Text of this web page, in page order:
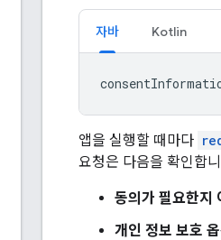
자바 Kotlin
앱을 실행할 때마다
요청은 다음을 확인합
동의가 필요한지
개인 정보 보호